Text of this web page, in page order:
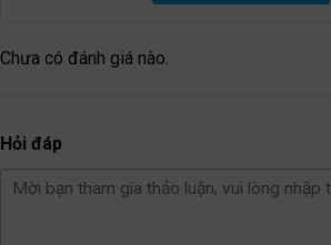
Chưa có đánh giá nào.
Hỏi đáp